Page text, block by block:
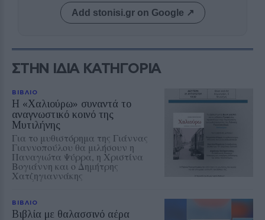
Add stonisi.gr on Google ↗
ΣΤΗΝ ΙΔΙΑ ΚΑΤΗΓΟΡΙΑ
ΒΙΒΛΙΟ
Η «Χαλιούρω» συναντά το
αναγνωστικό κοινό της
Μυτιλήνης
Για το μυθιστόρημα της Γιάννας
Γιαννοπούλου θα μιλήσουν η
Παναγιώτα Ψύρρα, η Χριστίνα
Βογιάννη και ο Δημήτρης
Χατζηγιαννάκης
ΒΙΒΛΙΟ
Βιβλία με θαλασσινό αέρα